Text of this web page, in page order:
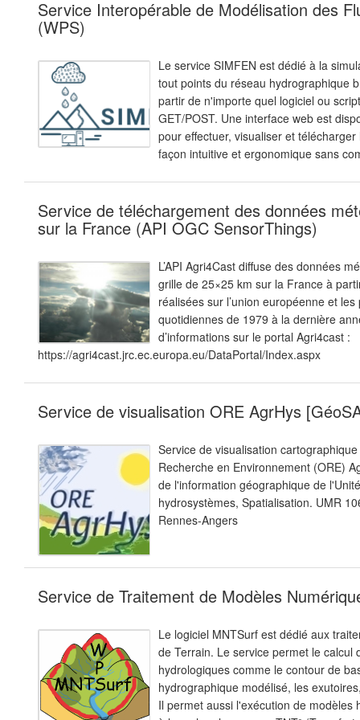
Service Interopérable de Modélisation des
(WPS)
Le service SIMFEN est dédié à la
tout points du réseau hydrographique
partir de n'importe quel logiciel ou
GET/POST. Une interface web est
pour effectuer, visualiser et
façon intuitive et ergonomique sans
Service de téléchargement des données
sur la France (API OGC SensorThings)
L’API Agri4Cast diffuse des données
grille de 25×25 km sur la France à
réalisées sur l’union européenne et
quotidiennes de 1979 à la dernière
d’informations sur le portal Agri4cast :
https://agri4cast.jrc.ec.europa.eu/DataPortal/Index.aspx
Service de visualisation ORE AgrHys
Service de visualisation
Recherche en Environnement (ORE)
de l'information géographique de
hydrosystèmes, Spatialisation. UMR
Rennes-Angers
Service de Traitement de Modèles
Le logiciel MNTSurf est dédié aux
de Terrain. Le service permet le calcul
hydrologiques comme le contour de
hydrographique modélisé, les
Il permet aussi l'exécution de modèles